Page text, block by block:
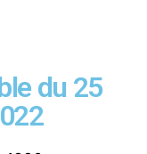
du 25